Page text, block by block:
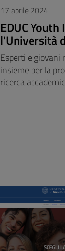
17 aprile 2024
EDUC
l'Università
Esperti e giovani
insieme per la
ricerca